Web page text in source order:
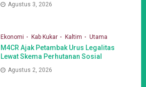
Agustus 3, 2026
Ekonomi Kab Kukar Kaltim Utama
M4CR Ajak Petambak Urus Legalitas
Lewat Skema Perhutanan Sosial
Agustus 2, 2026